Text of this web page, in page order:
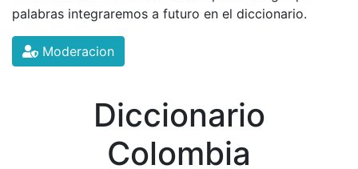
palabras integraremos a futuro en el diccionario.
Moderacion
Diccionario
Colombia